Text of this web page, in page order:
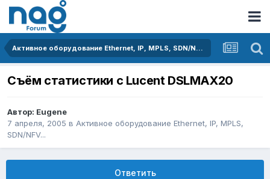
Активное оборудование Ethernet, IP, MPLS, SDN/NFV...
Съём статистики с Lucent DSLMAX20
Автор: Eugene
7 апреля, 2005 в Активное оборудование Ethernet, IP, MPLS,
SDN/NFV...
Ответить